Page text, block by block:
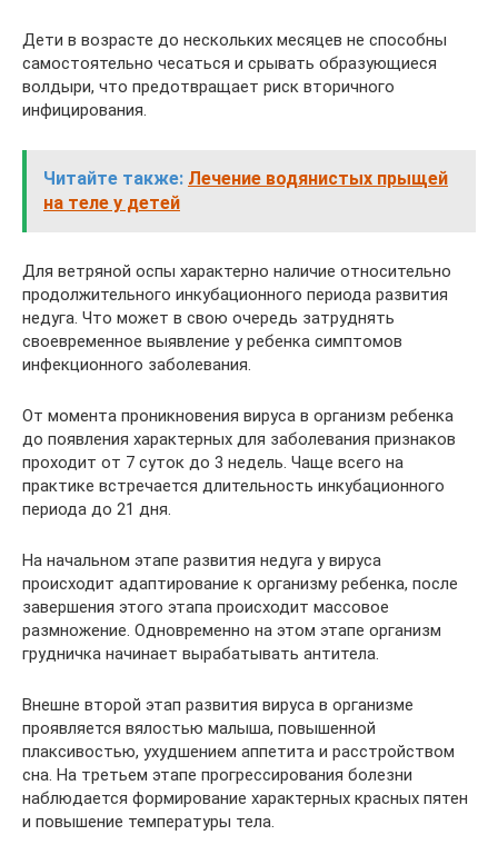
Дети в возрасте до нескольких месяцев не способны
самостоятельно чесаться и срывать образующиеся
волдыри, что предотвращает риск вторичного
инфицирования.
Читайте также: Лечение водянистых прыщей
на теле у детей
Для ветряной оспы характерно наличие относительно
продолжительного инкубационного периода развития
недуга. Что может в свою очередь затруднять
своевременное выявление у ребенка симптомов
инфекционного заболевания.
От момента проникновения вируса в организм ребенка
до появления характерных для заболевания признаков
проходит от 7 суток до 3 недель. Чаще всего на
практике встречается длительность инкубационного
периода до 21 дня.
На начальном этапе развития недуга у вируса
происходит адаптирование к организму ребенка, после
завершения этого этапа происходит массовое
размножение. Одновременно на этом этапе организм
грудничка начинает вырабатывать антитела.
Внешне второй этап развития вируса в организме
проявляется вялостью малыша, повышенной
плаксивостью, ухудшением аппетита и расстройством
сна. На третьем этапе прогрессирования болезни
наблюдается формирование характерных красных пятен
и повышение температуры тела.